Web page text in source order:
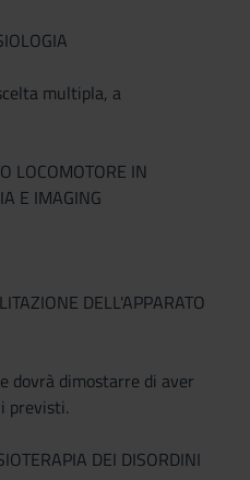
multipla, a
LOCOMOTORE IN
E IMAGING
DELL'APPARATO
dovrà dimostarre di aver
previsti.
DEI DISORDINI